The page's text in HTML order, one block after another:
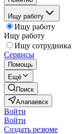
Ищу работу
Ищу работу
Ищу работу
Ищу сотрудника
Сервисы
Помощь
Ещё
Поиск
Алапаевск
Войти
Войти
Создать резюме